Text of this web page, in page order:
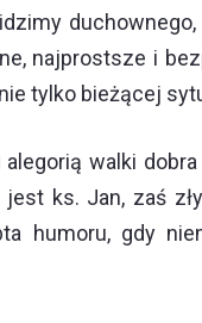
najprostsze i
tylko bieżącej
walki
ks. Jan, zaś
humoru, gdy